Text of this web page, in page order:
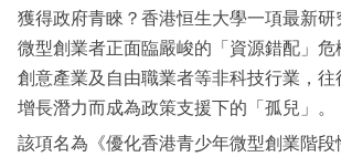
獲得政府青睞？香港恒生大學一項最新
微型創業者正面臨嚴峻的「資源錯配」危
創意產業及自由職業者等非科技行業，往
增長潛力而成為政策支援下的「孤兒」。
該項名為《優化香港青少年微型創業階